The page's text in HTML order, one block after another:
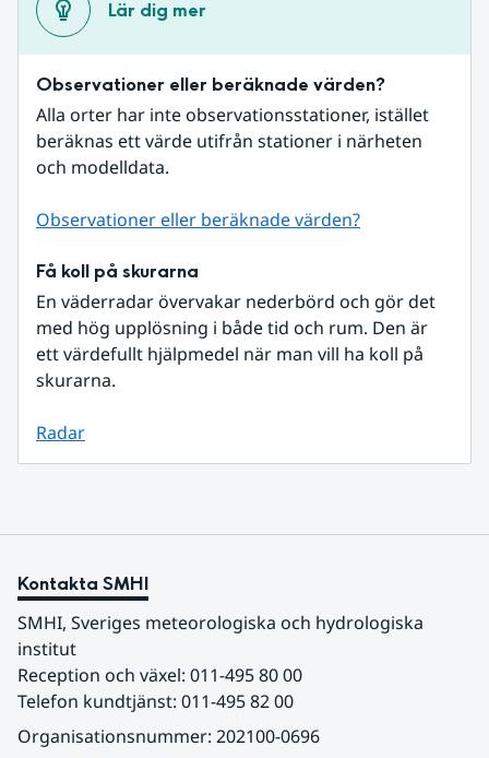
Lär dig mer
Observationer eller beräknade värden?
Alla orter har inte observationsstationer, istället
beräknas ett värde utifrån stationer i närheten
och modelldata.
Observationer eller beräknade värden?
Få koll på skurarna
En väderradar övervakar nederbörd och gör det
med hög upplösning i både tid och rum. Den är
ett värdefullt hjälpmedel när man vill ha koll på
skurarna.
Radar
Kontakta SMHI
SMHI, Sveriges meteorologiska och hydrologiska
institut
Reception och växel: 011-495 80 00
Telefon kundtjänst: 011-495 82 00
Organisationsnummer: 202100-0696